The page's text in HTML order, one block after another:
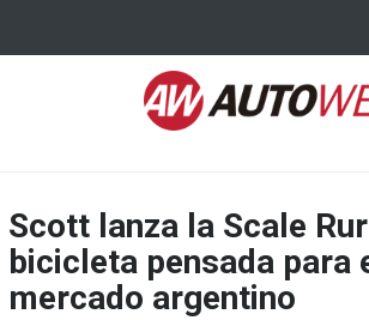
Scott lanza la Scale
bicicleta pensada para
mercado argentino